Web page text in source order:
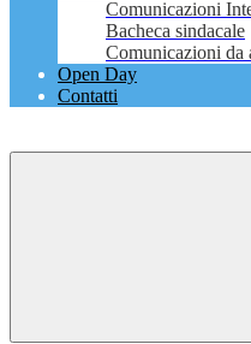
Comunicazioni
Bacheca sindacale
Comunicazioni da
Open Day
Contatti